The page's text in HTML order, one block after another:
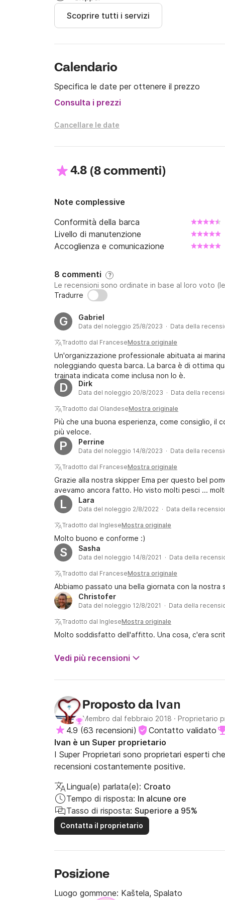
fino a 10 passeggeri.
Scoprire tutti i servizi
Calendario
Specifica le date per ottenere il prezzo
Consulta i prezzi
Cancellare le date
4.8 (8 commenti)
Note complessive
Conformità della barca
Livello di manutenzione
Accoglienza e comunicazione
8 commenti ?
Le recensioni sono ordinate in base al loro voto
Tradurre
G Gabriel
Data del noleggio 25/8/2023 · Data della
Tradotto dal FranceseMostra originale
Un'organizzazione professionale abituata ai
noleggiando questa barca. La barca è di ottima
trainata indicata come inclusa non lo è.
D Dirk
Data del noleggio 20/8/2023 · Data della
Tradotto dal OlandeseMostra originale
Più che una buona esperienza, come consiglio,
più veloce.
P Perrine
Data del noleggio 14/8/2023 · Data della
Tradotto dal FranceseMostra originale
Grazie alla nostra skipper Ema per questo bel
avevamo ancora fatto. Ho visto molti pesci ...
L Lara
Data del noleggio 2/8/2022 · Data della
Tradotto dal IngleseMostra originale
Molto buono e conforme :)
S Sasha
Data del noleggio 14/8/2021 · Data della
Tradotto dal FranceseMostra originale
Abbiamo passato una bella giornata con la nostra
Christofer
Data del noleggio 12/8/2021 · Data della
Tradotto dal IngleseMostra originale
Molto soddisfatto dell'affitto. Una cosa, c'era
Vedi più recensioni
Proposto da Ivan
Membro dal febbraio 2018 · Proprietario
4.9 (63 recensioni) Contatto validato
Ivan è un Super proprietario
I Super Proprietari sono proprietari esperti
recensioni costantemente positive.
Lingua(e) parlata(e): Croato
Tempo di risposta: In alcune ore
Tasso di risposta: Superiore a 95%
Contatta il proprietario
Posizione
Luogo gommone: Kaštela, Spalato